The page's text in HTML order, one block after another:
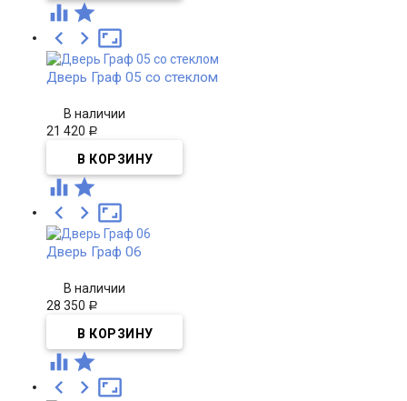
 

 
Дверь Граф 05 со стеклом
В наличии
21 420 Р
 

 
Дверь Граф 06
В наличии
28 350 Р
 

 